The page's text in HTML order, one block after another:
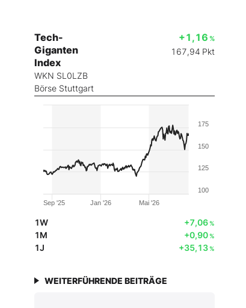
Tech-
Giganten
Index
WKN SL0LZB
Börse Stuttgart
+1,16 %
167,94 Pkt
Jan '26
Sep '25 Mai '26
100
125
150
175
1W +7,06%
1M +0,90%
1J +35,13%
WEITERFÜHRENDE BEITRÄGE